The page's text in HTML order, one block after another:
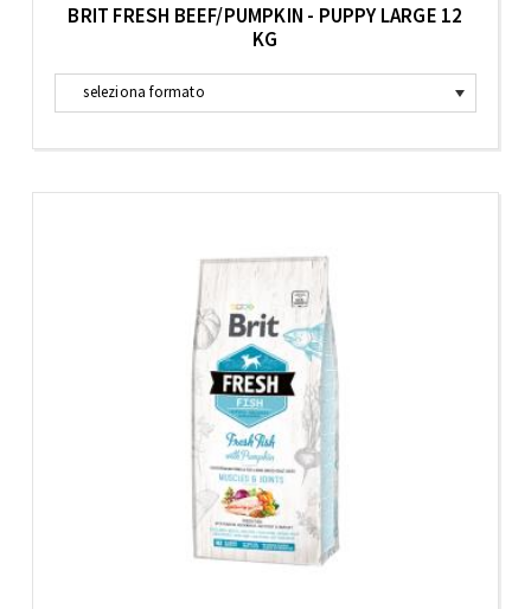
BRIT FRESH BEEF/PUMPKIN - PUPPY LARGE 12
KG
seleziona formato